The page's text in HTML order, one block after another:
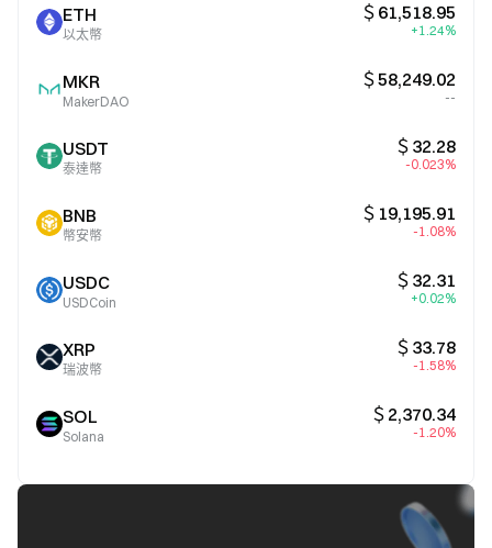
ETH
以太幣
＄61,518.95
+1.24%
MKR
MakerDAO
＄58,249.02
--
USDT
泰達幣
＄32.28
-0.023%
BNB
幣安幣
＄19,195.91
-1.08%
USDC
USDCoin
＄32.31
+0.02%
XRP
瑞波幣
＄33.78
-1.58%
SOL
Solana
＄2,370.34
-1.20%